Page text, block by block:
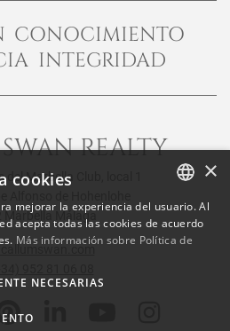
CONOCIMIENTO
INTEGRIDAD
REALTY
del Marbella Club, local 1
Marbella Málaga
ENGLISH
SPANISH
×
cookies
mejorar la experiencia del usuario. Al
acepta todas las cookies de acuerdo
Más información sobre Política de
NECESARIAS